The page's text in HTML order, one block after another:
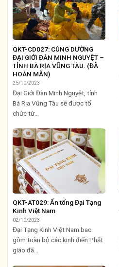
QKT-CD027: CÚNG DƯỜNG
ĐẠI GIỚI ĐÀN MINH NGUYỆT –
TỈNH BÀ RỊA VŨNG TÀU. (ĐÃ
HOÀN MÃN)
25/10/2023
Đại Giới Đàn Minh Nguyệt, tỉnh
Bà Rịa Vũng Tàu sẽ được tổ
chức từ...
QKT-AT029: Ấn tống Đại Tạng
Kinh Việt Nam
02/10/2023
Đại Tạng Kinh Việt Nam bao
gồm toàn bộ các kinh điển Phật
giáo đã...